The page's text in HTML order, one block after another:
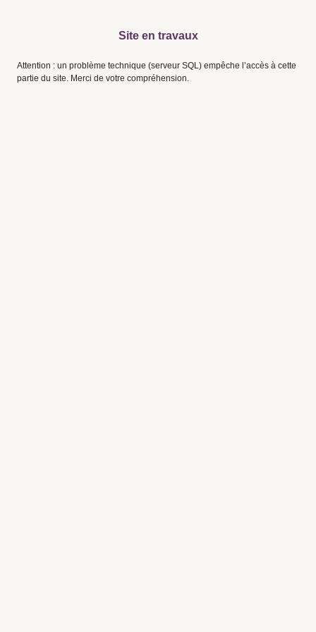
Site en travaux
Attention : un problème technique (serveur SQL) empêche l’accès à cette
partie du site. Merci de votre compréhension.